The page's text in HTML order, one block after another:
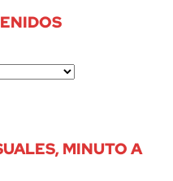
MINUTO A